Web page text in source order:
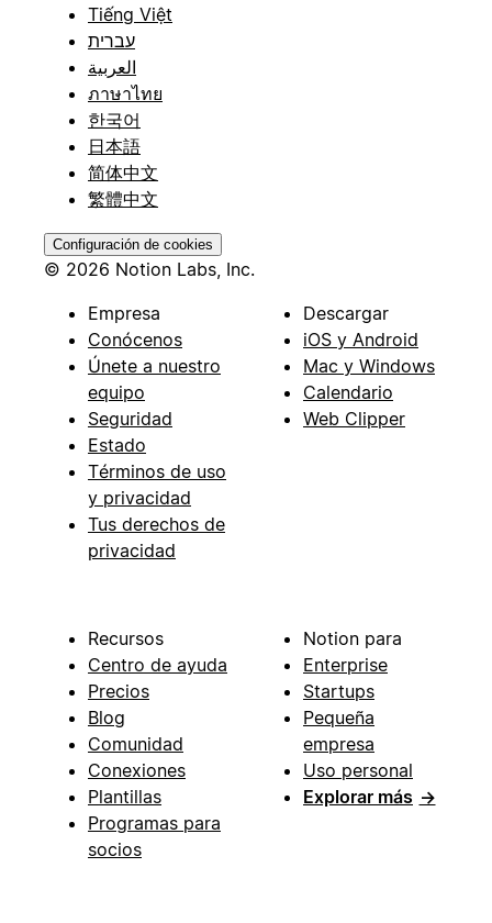
Tiếng Việt
עברית
العربية
ภาษาไทย
한국어
日本語
简体中文
繁體中文
Configuración de cookies
© 2026 Notion Labs, Inc.
Empresa
Conócenos
Únete a nuestro
equipo
Seguridad
Estado
Términos de uso
y privacidad
Tus derechos de
privacidad
Descargar
iOS y Android
Mac y Windows
Calendario
Web Clipper
Recursos
Centro de ayuda
Precios
Blog
Comunidad
Conexiones
Plantillas
Programas para
socios
Notion para
Enterprise
Startups
Pequeña
empresa
Uso personal
Explorar más →